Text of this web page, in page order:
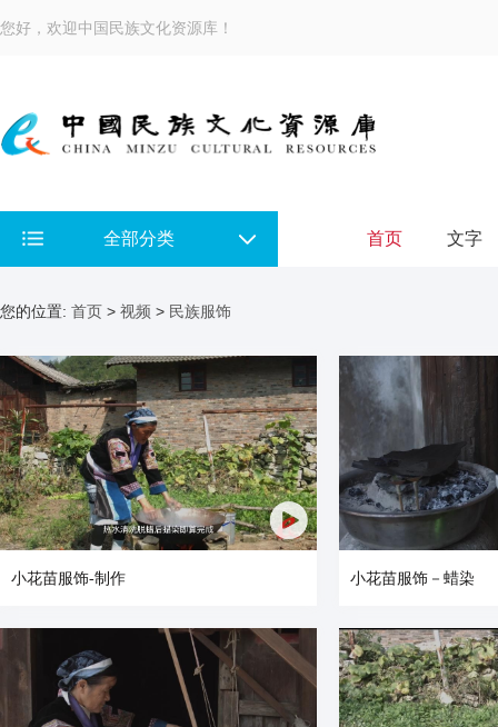
您好，欢迎中国民族文化资源库！
全部分类 首页 文字
您的位置: 首页 > 视频 > 民族服饰
小花苗服饰-制作 小花苗服饰－蜡染